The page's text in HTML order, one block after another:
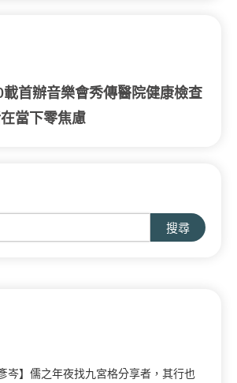
首辦音樂會秀傳醫院健康檢查
當下零焦慮
搜尋
岑】儒之年夜找九宮格分享者，其行也